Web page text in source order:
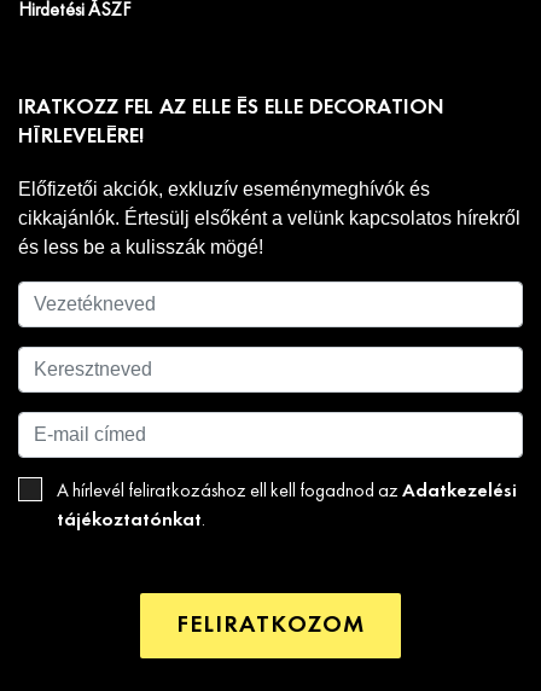
Hirdetési ÁSZF
IRATKOZZ FEL AZ ELLE ÉS ELLE DECORATION
HÍRLEVELÉRE!
Előfizetői akciók, exkluzív eseménymeghívók és
cikkajánlók. Értesülj elsőként a velünk kapcsolatos hírekről
és less be a kulisszák mögé!
A hírlevél feliratkozáshoz ell kell fogadnod az Adatkezelési
tájékoztatónkat.
FELIRATKOZOM